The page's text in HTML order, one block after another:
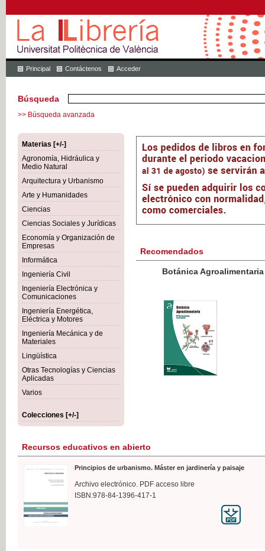
Principal Contáctenos Acceder
Búsqueda
>> Búsqueda avanzada
Materias [+/-]
Agronomía, Hidráulica y
Medio Natural
Arquitectura y Urbanismo
Arte y Humanidades
Ciencias
Ciencias Sociales y Jurídicas
Economía y Organización de
Empresas
Informática
Ingeniería Civil
Ingeniería Electrónica y
Comunicaciones
Ingeniería Energética,
Eléctrica y Motores
Ingeniería Mecánica y de
Materiales
Lingüística
Otras Tecnologías y Ciencias
Aplicadas
Varios
Colecciones [+/-]
Recomendados
Botánica Agroalimentaria
Recursos educativos en abierto
Principios de urbanismo. Máster en jardinería y paisaje
Archivo electrónico. PDF acceso libre
ISBN:978-84-1396-417-1